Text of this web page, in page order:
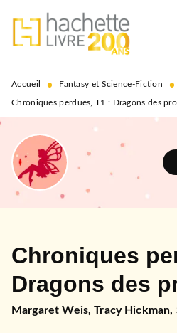
MENU RECHERCHE
PIED DE PAGE
Accueil • Fantasy et Science-Fiction •
Chroniques perdues, T1 : Dragons des
Chroniques
Dragons des
Margaret Weis,Tracy Hickman,